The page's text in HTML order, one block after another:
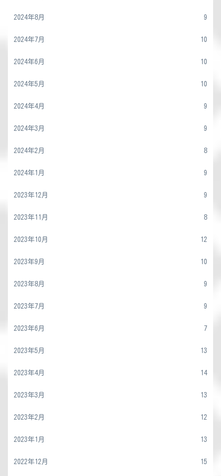
2024年8月 9
2024年7月 10
2024年6月 10
2024年5月 10
2024年4月 9
2024年3月 9
2024年2月 8
2024年1月 9
2023年12月 9
2023年11月 8
2023年10月 12
2023年9月 10
2023年8月 9
2023年7月 9
2023年6月 7
2023年5月 13
2023年4月 14
2023年3月 13
2023年2月 12
2023年1月 13
2022年12月 15